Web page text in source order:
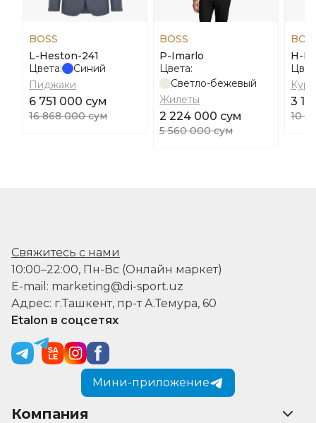
BOSS
L-Heston-241
Цвета:
Синий
Пиджаки
6 751 000 сум
16 868 000 сум
BOSS
P-Imarlo
Цвета:
Светло-бежевый
Жилеты
2 224 000 сум
5 560 000 сум
H-
3
10
Свяжитесь с нами
10:00–22:00, Пн-Вс (Онлайн маркет)
E-mail: marketing@di-sport.uz
Адрес: г.Ташкент, пр-т А.Темура, 60
Etalon в соцсетях
Мини-приложение
Компания